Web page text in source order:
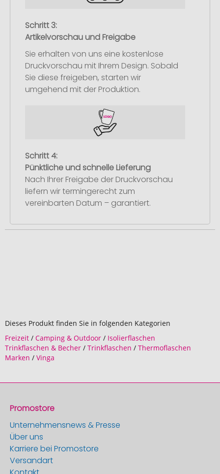
Schritt 3:
Artikelvorschau und Freigabe
Sie erhalten von uns eine kostenlose
Druckvorschau mit Ihrem Design. Sobald
Sie diese freigeben, starten wir
umgehend mit der Produktion.
Schritt 4:
Pünktliche und schnelle Lieferung
Nach Ihrer Freigabe der Druckvorschau
liefern wir termingerecht zum
vereinbarten Datum – garantiert.
Dieses Produkt finden Sie in folgenden Kategorien
Freizeit / Camping & Outdoor / Isolierflaschen
Trinkflaschen & Becher / Trinkflaschen / Thermoflaschen
Marken / Vinga
Promostore
Unternehmensnews & Presse
Über uns
Karriere bei Promostore
Versandart